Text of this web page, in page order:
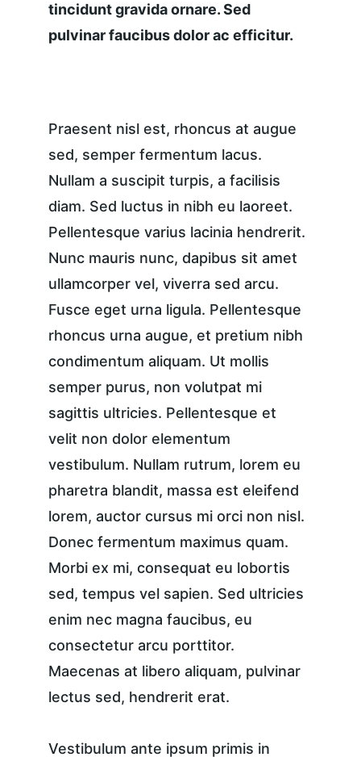
tincidunt gravida ornare. Sed
pulvinar faucibus dolor ac efficitur.
Praesent nisl est, rhoncus at augue
sed, semper fermentum lacus.
Nullam a suscipit turpis, a facilisis
diam. Sed luctus in nibh eu laoreet.
Pellentesque varius lacinia hendrerit.
Nunc mauris nunc, dapibus sit amet
ullamcorper vel, viverra sed arcu.
Fusce eget urna ligula. Pellentesque
rhoncus urna augue, et pretium nibh
condimentum aliquam. Ut mollis
semper purus, non volutpat mi
sagittis ultricies. Pellentesque et
velit non dolor elementum
vestibulum. Nullam rutrum, lorem eu
pharetra blandit, massa est eleifend
lorem, auctor cursus mi orci non nisl.
Donec fermentum maximus quam.
Morbi ex mi, consequat eu lobortis
sed, tempus vel sapien. Sed ultricies
enim nec magna faucibus, eu
consectetur arcu porttitor.
Maecenas at libero aliquam, pulvinar
lectus sed, hendrerit erat.
Vestibulum ante ipsum primis in